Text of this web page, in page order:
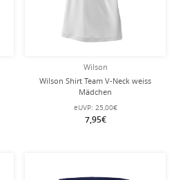
Wilson
Wilson Shirt Team V-Neck weiss
Mädchen
eUVP: 25,00€
7,95€